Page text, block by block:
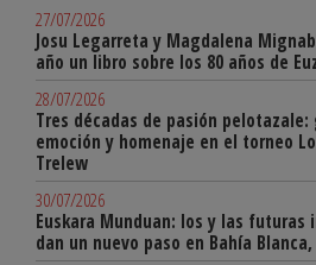
27/07/2026
Josu Legarreta y Magdalena
año un libro sobre los 80 años de
28/07/2026
Tres décadas de pasión
emoción y homenaje en el torneo
Trelew
30/07/2026
Euskara Munduan: los y las futuras
dan un nuevo paso en Bahía